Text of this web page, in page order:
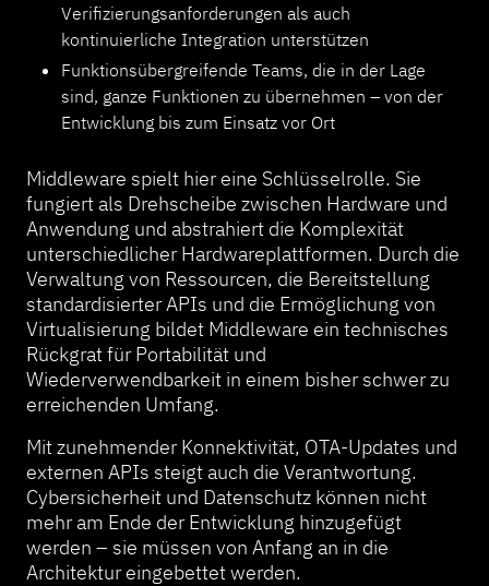
Verifizierungsanforderungen als auch
kontinuierliche Integration unterstützen
Funktionsübergreifende Teams, die in der Lage
sind, ganze Funktionen zu übernehmen – von der
Entwicklung bis zum Einsatz vor Ort
Middleware spielt hier eine Schlüsselrolle. Sie
fungiert als Drehscheibe zwischen Hardware und
Anwendung und abstrahiert die Komplexität
unterschiedlicher Hardwareplattformen. Durch die
Verwaltung von Ressourcen, die Bereitstellung
standardisierter APIs und die Ermöglichung von
Virtualisierung bildet Middleware ein technisches
Rückgrat für Portabilität und
Wiederverwendbarkeit in einem bisher schwer zu
erreichenden Umfang.
Mit zunehmender Konnektivität, OTA-Updates und
externen APIs steigt auch die Verantwortung.
Cybersicherheit und Datenschutz können nicht
mehr am Ende der Entwicklung hinzugefügt
werden – sie müssen von Anfang an in die
Architektur eingebettet werden.